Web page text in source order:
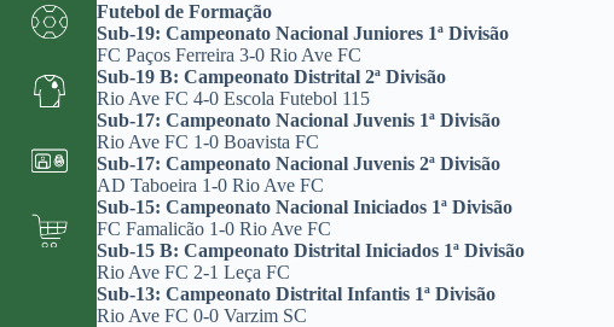
Futebol de Formação
Sub-19: Campeonato Nacional Juniores 1ª Divisão
FC Paços Ferreira 3-0 Rio Ave FC
Sub-19 B: Campeonato Distrital 2ª Divisão
Rio Ave FC 4-0 Escola Futebol 115
Sub-17: Campeonato Nacional Juvenis 1ª Divisão
Rio Ave FC 1-0 Boavista FC
Sub-17: Campeonato Nacional Juvenis 2ª Divisão
AD Taboeira 1-0 Rio Ave FC
Sub-15: Campeonato Nacional Iniciados 1ª Divisão
FC Famalicão 1-0 Rio Ave FC
Sub-15 B: Campeonato Distrital Iniciados 1ª Divisão
Rio Ave FC 2-1 Leça FC
Sub-13: Campeonato Distrital Infantis 1ª Divisão
Rio Ave FC 0-0 Varzim SC